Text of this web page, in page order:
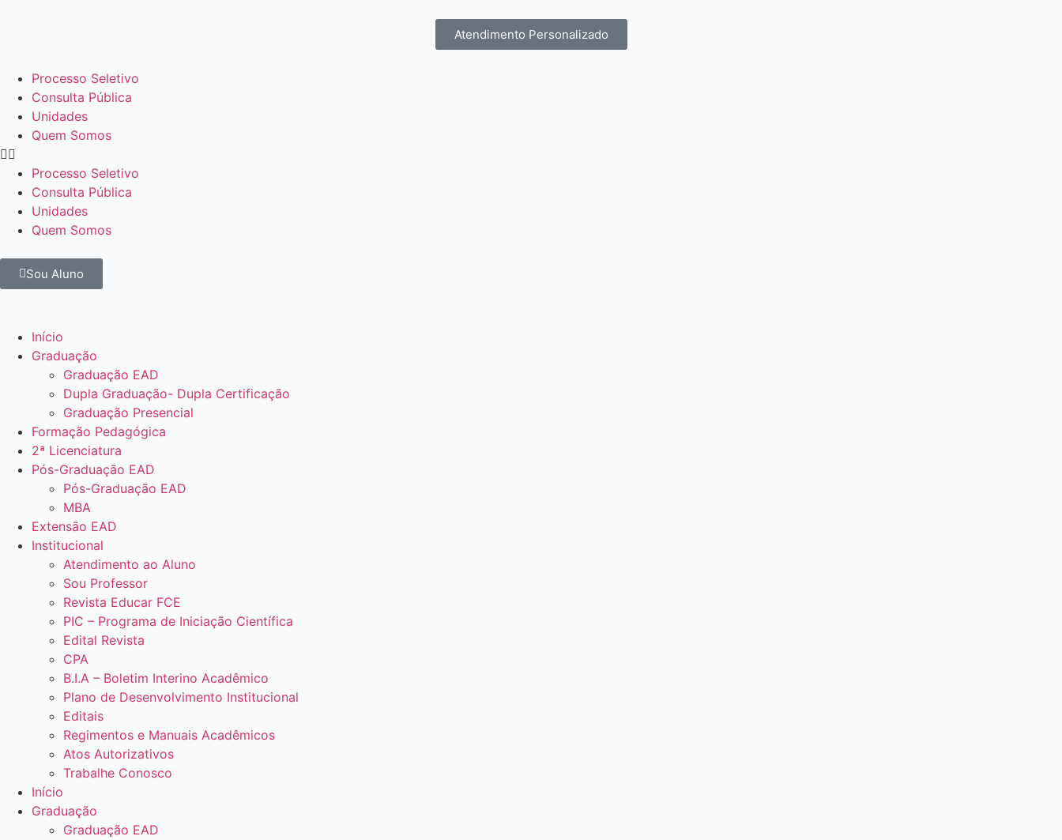
Atendimento Personalizado
Processo Seletivo
Consulta Pública
Unidades
Quem Somos
Processo Seletivo
Consulta Pública
Unidades
Quem Somos
Sou Aluno
Início
Graduação
Graduação EAD
Dupla Graduação- Dupla Certificação
Graduação Presencial
Formação Pedagógica
2ª Licenciatura
Pós-Graduação EAD
Pós-Graduação EAD
MBA
Extensão EAD
Institucional
Atendimento ao Aluno
Sou Professor
Revista Educar FCE
PIC – Programa de Iniciação Científica
Edital Revista
CPA
B.I.A – Boletim Interino Acadêmico
Plano de Desenvolvimento Institucional
Editais
Regimentos e Manuais Acadêmicos
Atos Autorizativos
Trabalhe Conosco
Início
Graduação
Graduação EAD